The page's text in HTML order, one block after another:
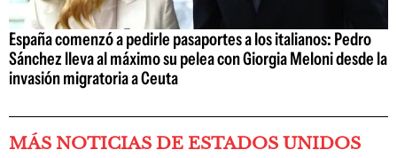
España comenzó a pedirle pasaportes a los italianos: Pedro
Sánchez lleva al máximo su pelea con Giorgia Meloni desde la
invasión migratoria a Ceuta
MÁS NOTICIAS DE ESTADOS UNIDOS